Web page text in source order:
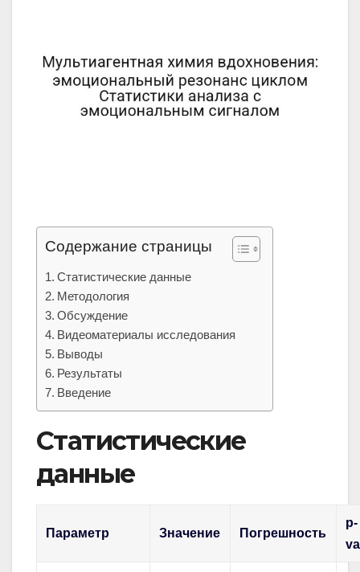
Содержание страницы
Статистические данные
Методология
Обсуждение
Видеоматериалы исследования
Выводы
Результаты
Введение
Статистические
данные
Параметр Значение Погрешность
p-